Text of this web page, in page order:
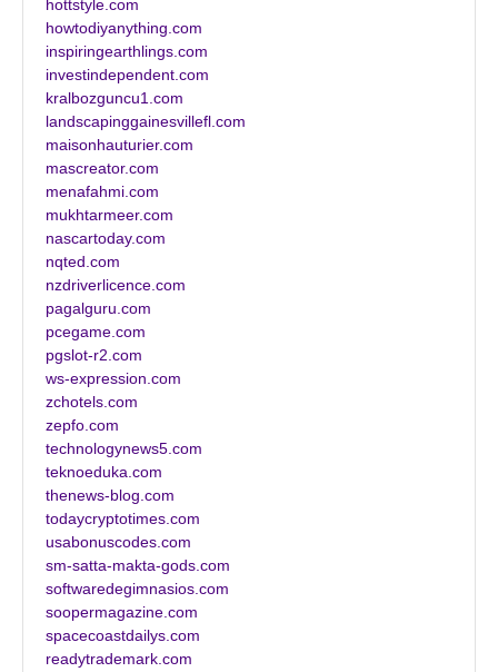
hottstyle.com
howtodiyanything.com
inspiringearthlings.com
investindependent.com
kralbozguncu1.com
landscapinggainesvillefl.com
maisonhauturier.com
mascreator.com
menafahmi.com
mukhtarmeer.com
nascartoday.com
nqted.com
nzdriverlicence.com
pagalguru.com
pcegame.com
pgslot-r2.com
ws-expression.com
zchotels.com
zepfo.com
technologynews5.com
teknoeduka.com
thenews-blog.com
todaycryptotimes.com
usabonuscodes.com
sm-satta-makta-gods.com
softwaredegimnasios.com
soopermagazine.com
spacecoastdailys.com
readytrademark.com